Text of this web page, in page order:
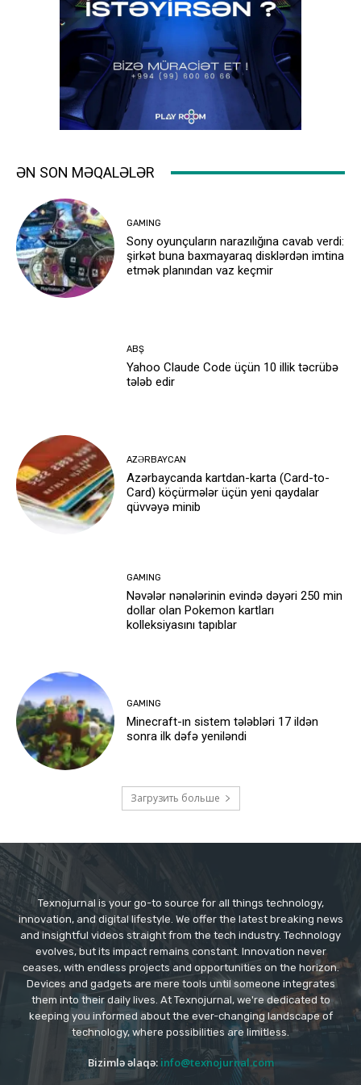
ƏN SON MƏQALƏLƏR
GAMING
Sony oyunçuların narazılığına cavab verdi:
şirkət buna baxmayaraq disklərdən imtina
etmək planından vaz keçmir
ABŞ
Yahoo Claude Code üçün 10 illik təcrübə
tələb edir
AZƏRBAYCAN
Azərbaycanda kartdan-karta (Card-to-
Card) köçürmələr üçün yeni qaydalar
qüvvəyə minib
GAMING
Nəvələr nənələrinin evində dəyəri 250 min
dollar olan Pokemon kartları
kolleksiyasını tapıblar
GAMING
Minecraft-ın sistem tələbləri 17 ildən
sonra ilk dəfə yeniləndi
Загрузить больше
Texnojurnal is your go-to source for all things technology,
innovation, and digital lifestyle. We offer the latest breaking news
and insightful videos straight from the tech industry. Technology
evolves, but its impact remains constant. Innovation never
ceases, with endless projects and opportunities on the horizon.
Devices and gadgets are mere tools until someone integrates
them into their daily lives. At Texnojurnal, we're dedicated to
keeping you informed about the ever-changing landscape of
technology, where possibilities are limitless.
Bizimlə əlaqə: info@texnojurnal.com